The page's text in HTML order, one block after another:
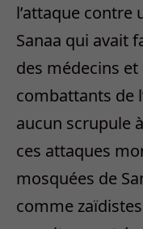
l’attaque
Sanaa qui avait
des médecins
combattants de
aucun scrupule
ces attaques
mosquées de
comme